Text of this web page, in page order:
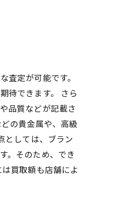
定が可能です。
待できます。 さら
品質などが記載さ
の貴金属や、高級
としては、ブラン
。そのため、でき
買取額も店舗によ